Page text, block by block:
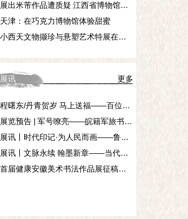
展出米芾作品遭质疑 江西省博物馆声明称“展品为原件”
天津：在巧克力博物馆体验甜蜜
小西天文物撷珍与悬塑艺术特展在国家典籍博物馆展出
展讯 更多
程曙东/丹青贺岁 马上送福——百位中国画名家丙午新春大拜年贺岁特展
展览预告 | 军号嘹亮——皖籍军旅书法家作品邀请展
展讯丨时代印记·为人民而画——鲁艺连环画文献研究展
展讯丨文脉永续 翰墨新章——当代中国画名家作品邀请展
首届健康安徽美术书法作品展征稿启事